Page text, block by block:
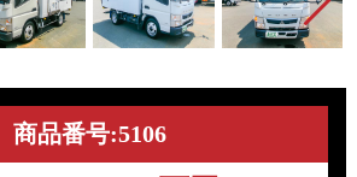
商品番号:5106